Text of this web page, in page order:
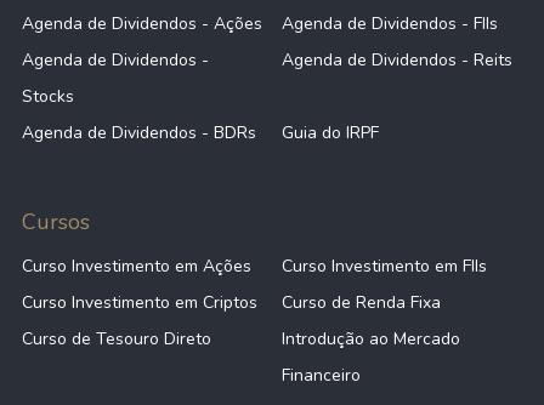
Agenda de Dividendos - Ações
Agenda de Dividendos - FIIs
Agenda de Dividendos -
Stocks
Agenda de Dividendos - Reits
Agenda de Dividendos - BDRs Guia do IRPF
Cursos
Curso Investimento em Ações
Curso Investimento em FIIs
Curso Investimento em Criptos
Curso de Renda Fixa
Curso de Tesouro Direto
Introdução ao Mercado
Financeiro